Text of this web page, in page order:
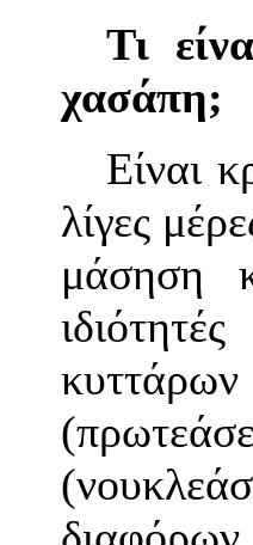
Τι
χασάπη;
Είναι
λίγες
μάσηση